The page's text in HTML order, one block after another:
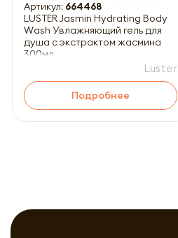
Артикул: 664468
LUSTER Jasmin Hydrating Body
Wash Увлажняющий гель для
душа с экстрактом жасмина
300мл
Luster
Подробнее